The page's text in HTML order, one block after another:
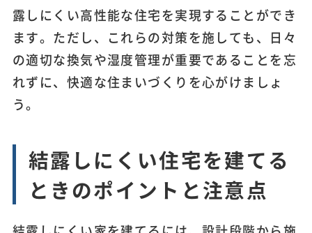
露しにくい高性能な住宅を実現することができ
ます。ただし、これらの対策を施しても、日々
の適切な換気や湿度管理が重要であることを忘
れずに、快適な住まいづくりを心がけましょ
う。
結露しにくい住宅を建てる
ときのポイントと注意点